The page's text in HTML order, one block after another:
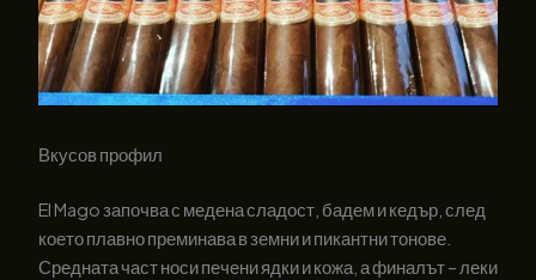
Вкусов профил
El Mago започва с медена сладост, бадем и кедър, след
което плавно преминава в земни и пикантни тонове.
Средната част носи печени ядки и кожа, а финалът – леки